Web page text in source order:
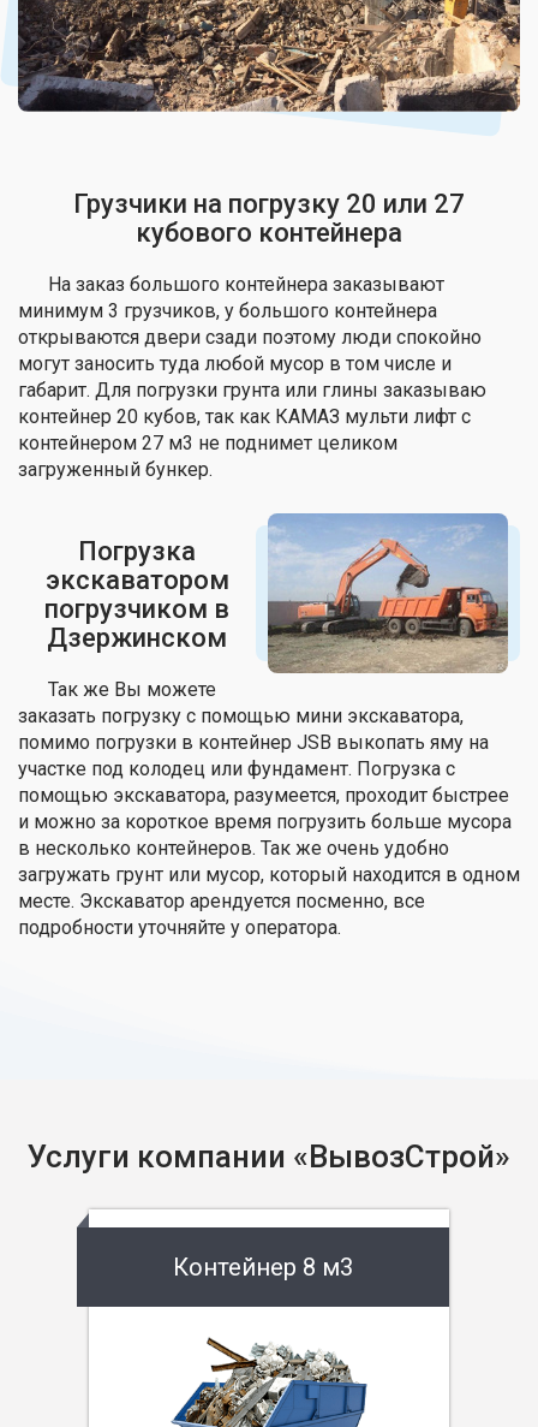
Грузчики на погрузку 20 или 27
кубового контейнера
На заказ большого контейнера заказывают
минимум 3 грузчиков, у большого контейнера
открываются двери сзади поэтому люди спокойно
могут заносить туда любой мусор в том числе и
габарит. Для погрузки грунта или глины заказываю
контейнер 20 кубов, так как КАМАЗ мульти лифт с
контейнером 27 м3 не поднимет целиком
загруженный бункер.
Погрузка
экскаватором
погрузчиком в
Дзержинском
Так же Вы можете
заказать погрузку с помощью мини экскаватора,
помимо погрузки в контейнер JSB выкопать яму на
участке под колодец или фундамент. Погрузка с
помощью экскаватора, разумеется, проходит быстрее
и можно за короткое время погрузить больше мусора
в несколько контейнеров. Так же очень удобно
загружать грунт или мусор, который находится в одном
месте. Экскаватор арендуется посменно, все
подробности уточняйте у оператора.
Услуги компании «ВывозСтрой»
Контейнер 8 м3